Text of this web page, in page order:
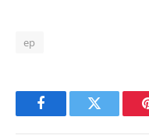
ep
FacebookTwitter